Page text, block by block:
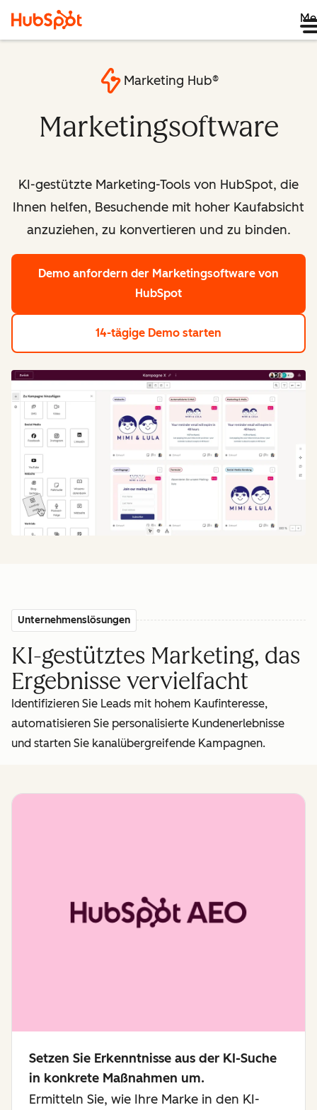
Marketing Hub®
Marketingsoftware
KI-gestützte Marketing-Tools von HubSpot, die
Ihnen helfen, Besuchende mit hoher Kaufabsicht
anzuziehen, zu konvertieren und zu binden.
Demo anfordern der Marketingsoftware von
HubSpot
14-tägige Demo starten
Unternehmenslösungen
KI-gestütztes Marketing, das
Ergebnisse vervielfacht
Identifizieren Sie Leads mit hohem Kaufinteresse,
automatisieren Sie personalisierte Kundenerlebnisse
und starten Sie kanalübergreifende Kampagnen.
Setzen Sie Erkenntnisse aus der KI-Suche
in konkrete Maßnahmen um.
Ermitteln Sie, wie Ihre Marke in den KI-